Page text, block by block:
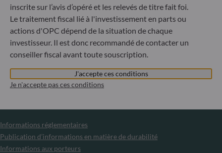
Gestion est interdite à tout ressortissant russe ou
biélorusse, à toute personne physique résidant en Russie
ou en Biélorussie ou à toute personne morale, toute entité
ou tout organisme établi en Russie ou en Biélorussie, à
l’exception des ressortissants d’un État membre de l’Union
de séjour temporaire ou permanent dans un État membre.
Informations réglementaires
Publication d’informations en matière de durabilité
Informations aux porteurs
inscrite sur l’avis d’opéré et les relevés de titre fait foi.
Le traitement fiscal lié à l'investissement en parts ou
actions d'OPC dépend de la situation de chaque
investisseur. Il est donc recommandé de contacter un
conseiller fiscal avant toute souscription.
J'accepte ces conditions
Je n'accepte pas ces conditions